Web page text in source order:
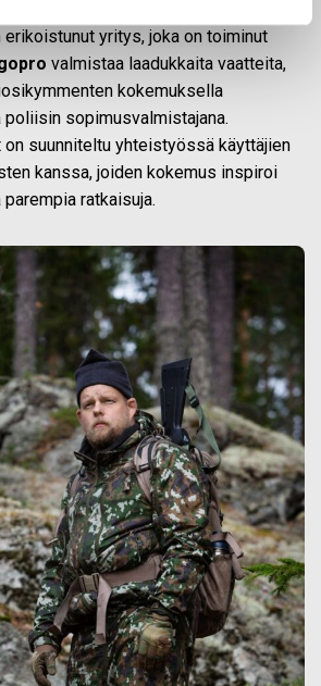
yritys, joka on toiminut
valmistaa laadukkaita vaatteita,
kokemuksella
sopimusvalmistajana.
on suunniteltu yhteistyössä käyttäjien
kanssa, joiden kokemus inspiroi
ratkaisuja.